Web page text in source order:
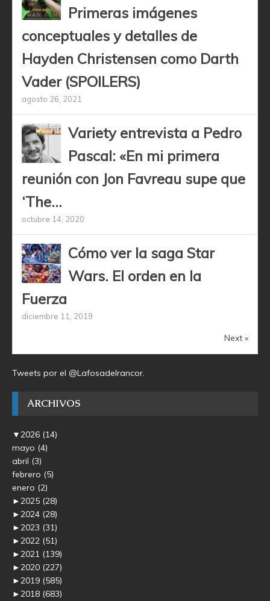
Primeras imágenes
conceptuales y detalles de
Hayden Christensen como Darth
Vader (SPOILERS)
agosto 26, 2021
Variety entrevista a Pedro
Pascal: «En mi primera
reunión con Jon Favreau supe que
‘The...
octubre 14, 2020
Cómo ver la saga Star
Wars. El orden en la
Fuerza
diciembre 11, 2019
Next »
Tweets por el @Lafosadelrancor.
ARCHIVOS
▼2026 (14)
mayo (4)
abril (3)
febrero (5)
enero (2)
►2025 (28)
►2024 (28)
►2023 (31)
►2022 (51)
►2021 (139)
►2020 (227)
►2019 (585)
►2018 (683)